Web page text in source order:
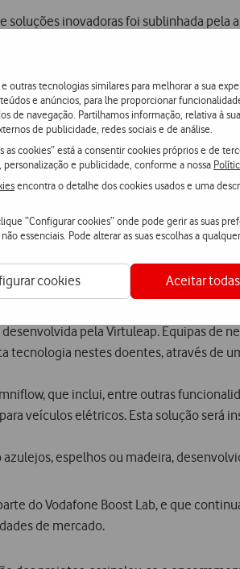
outras tecnologias similares para melhorar a sua
e anúncios, para lhe proporcionar
de navegação. Partilhamos informação, relativa à
de publicidade, redes sociais e de análise.
as cookies” está a consentir cookies próprios e de
e publicidade, conforme a nossa
encontra o detalhe dos cookies usados e uma
“Configurar cookies” onde pode gerir as suas
essenciais. Pode alterar as suas escolhas a
cookies Aceitar
inovadoras foi sublinhada
funcionam sobre a rede da
up Infinite Foundry;
criada pela IDMIND;
desenvolvida e testada
start-ups e empreendedores que
do Vodafone Boost Lab para
Control Studios, para assistência
com a Ericsson e Vodafone;
pela Virtuleap. Equipas de
tecnologia nestes doentes, através de
que inclui, entre outras
veículos elétricos. Esta solução será
espelhos ou madeira,
do Vodafone Boost Lab, e que
de mercado.